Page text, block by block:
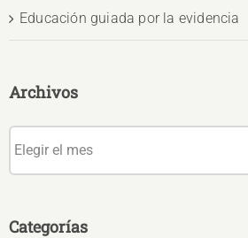
Educación guiada por la evidencia
Archivos
Categorías